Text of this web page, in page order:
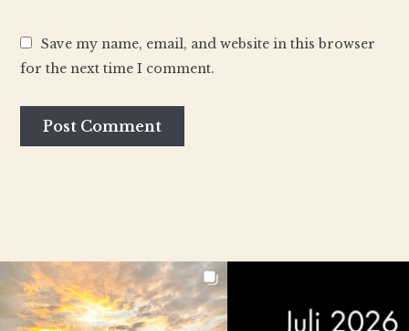
Save my name, email, and website in this browser
for the next time I comment.